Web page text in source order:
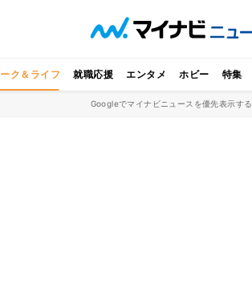
ク＆ライフ 就職応援 エンタメ ホビー 特集
Googleでマイナビニュースを優先表示す